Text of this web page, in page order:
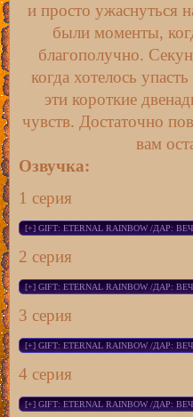
и просто ужаснуться
были моменты,
благополучно.
когда хотелось
эти короткие
чувств. Достаточно
вам
Озвучка:
1 серия
2 серия
3 серия
4 серия